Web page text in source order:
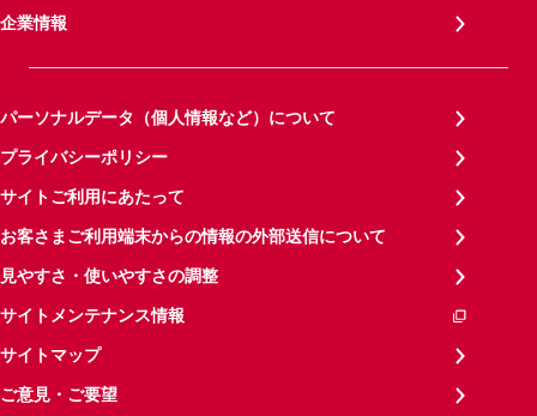
企業情報
パーソナルデータ（個人情報など）について
プライバシーポリシー
サイトご利用にあたって
お客さまご利用端末からの情報の外部送信について
見やすさ・使いやすさの調整
サイトメンテナンス情報
サイトマップ
ご意見・ご要望